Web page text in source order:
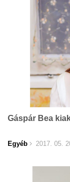
Gáspár Bea
Egyéb 2017. 05.